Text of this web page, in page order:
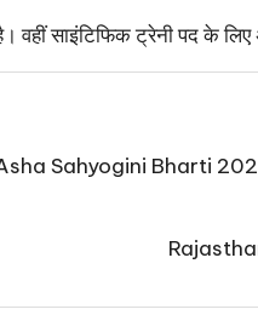
साइंटिफिक ट्रेनी पद के लिए
Sahyogini Bharti 2026